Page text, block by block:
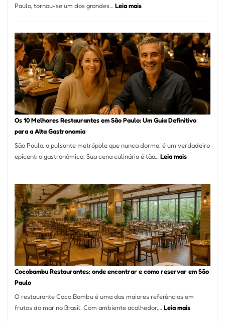
Paulo, tornou-se um dos grandes… Leia mais:
Pizzaria:
tradição
em
pizza
artesanal
forno
à
Vila
da
Os 10 Melhores Restaurantes em São Paulo: Um Guia Definitivo
para a Alta Gastronomia
São Paulo, a pulsante metrópole que nunca dorme, é um verdadeiro
epicentro gastronômico. Sua cena culinária é tão…Leia mais:
Melhores
Restaurantes
em
São
Paulo:
Um
Guia
Definitivo
Alta
Gastronomia
Cocobambu Restaurantes: onde encontrar e como reservar em São
Paulo
O restaurante Coco Bambu é uma das maiores referências em
frutos do mar no Brasil. Com ambiente acolhedor,… Leia mais: